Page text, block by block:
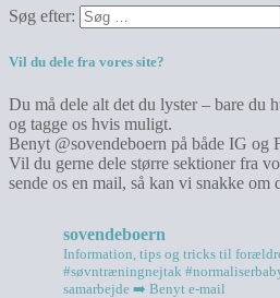
Søg efter:
Vil du dele fra vores site?
Du må dele alt det du lyster – bare du
og tagge os hvis muligt.
Benyt @sovendeboern på både IG og
Vil du gerne dele større sektioner fra
sende os en mail, så kan vi snakke om
sovendeboern
Information, tips og tricks til
#søvntræningnejtak
samarbejde ➡️ Benyt e-mail